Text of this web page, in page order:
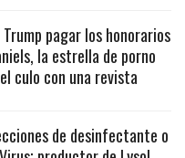
pagar los honorarios
la estrella de porno
culo con una revista
de desinfectante o